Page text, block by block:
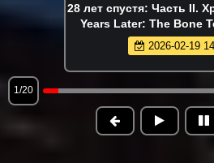
28 лет спустя: Часть II.
Years Later: The Bone
2026-02-19
1/20